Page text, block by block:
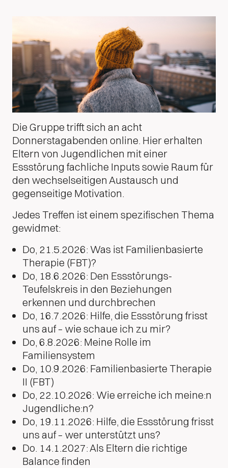
Die Gruppe trifft sich an acht
Donnerstagabenden online. Hier erhalten
Eltern von Jugendlichen mit einer
Essstörung fachliche Inputs sowie Raum für
den wechselseitigen Austausch und
gegenseitige Motivation.
Jedes Treffen ist einem spezifischen Thema
gewidmet:
Do, 21.5.2026: Was ist Familienbasierte
Therapie (FBT)?
Do, 18.6.2026: Den Essstörungs-
Teufelskreis in den Beziehungen
erkennen und durchbrechen
Do, 16.7.2026: Hilfe, die Essstörung frisst
uns auf – wie schaue ich zu mir?
Do, 6.8.2026: Meine Rolle im
Familiensystem
Do, 10.9.2026: Familienbasierte Therapie
II (FBT)
Do, 22.10.2026: Wie erreiche ich meine:n
Jugendliche:n?
Do, 19.11.2026: Hilfe, die Essstörung frisst
uns auf – wer unterstützt uns?
Do. 14.1.2027: Als Eltern die richtige
Balance finden